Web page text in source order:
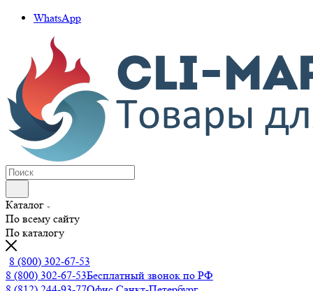
WhatsApp
Каталог
По всему сайту
По каталогу
8 (800) 302-67-53
8 (800) 302-67-53Бесплатный звонок по РФ